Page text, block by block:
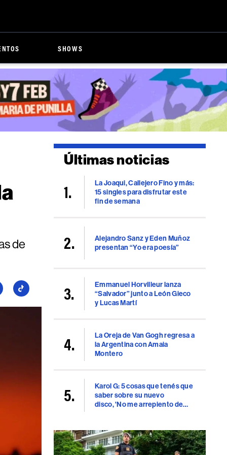
SHOWS
de
Seguí
Últimas noticias
La Joaqui, Callejero Fino y más:
15 singles para disfrutar este
fin de semana
Alejandro Sanz y Eden Muñoz
presentan “Yo era poesía”
Emmanuel Horvilleur lanza
“Salvador” junto a León Gieco
y Lucas Martí
La Oreja de Van Gogh regresa a
la Argentina con Amaia
Montero
Karol G: 5 cosas que tenés que
saber sobre su nuevo
disco, 'No me arrepiento de